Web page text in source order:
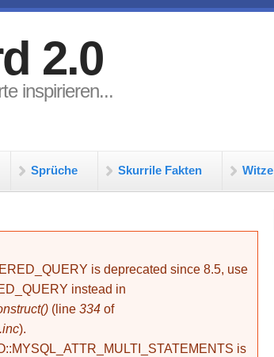
2.0
inspirieren...
Sprüche Skurrile Fakten Witze
is deprecated since 8.5, use
instead in
(line 334 of
).
is